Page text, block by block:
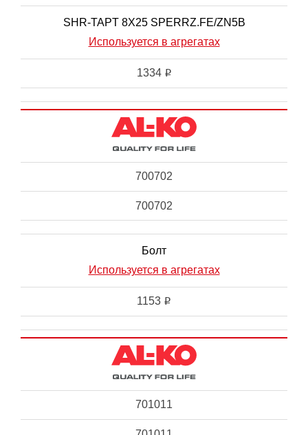
SHR-TAPT 8X25 SPERRZ.FE/ZN5B
Используется в агрегатах
1334 i
700702
700702
Болт
Используется в агрегатах
1153 i
701011